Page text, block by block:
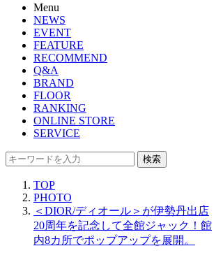
Menu
NEWS
EVENT
FEATURE
RECOMMEND
Q&A
BRAND
FLOOR
RANKING
ONLINE STORE
SERVICE
検索
TOP
PHOTO
＜DIOR/ディオール＞が伊勢丹出店
20周年を記念して全館ジャック！館
内8カ所でポップアップを展開。